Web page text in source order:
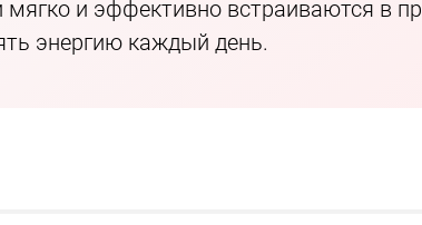
и эффективно встраиваются в
энергию каждый день.